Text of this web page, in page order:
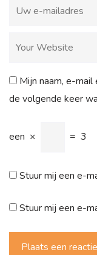
Mijn naam, e-
de volgende keer
een × = 3
Stuur mij een e-
Stuur mij een e-
Plaats een reactie